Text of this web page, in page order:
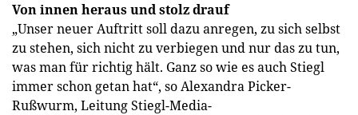
Von innen heraus und stolz drauf
„Unser neuer Auftritt soll dazu anregen, zu sich selbst
zu stehen, sich nicht zu verbiegen und nur das zu tun,
was man für richtig hält. Ganz so wie es auch Stiegl
immer schon getan hat“, so Alexandra Picker-
Rußwurm, Leitung Stiegl-Media-